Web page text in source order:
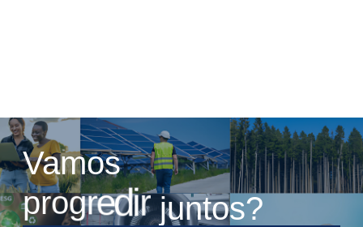
Vamos
progredir juntos?